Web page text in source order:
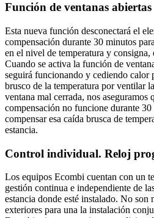
Función de ventanas abiertas
Esta nueva función desconectará el
compensación durante 30 minutos
en el nivel de temperatura y consigna,
Cuando se activa la función de
seguirá funcionando y cediendo calor
brusco de la temperatura por ventilar
ventana mal cerrada, nos aseguramos
compensación no funcione durante
compensar esa caída brusca de
estancia.
Control individual. Reloj
Los equipos Ecombi cuentan con un
gestión continua e independiente de
estancia donde esté instalado. No son
exteriores para una la instalación